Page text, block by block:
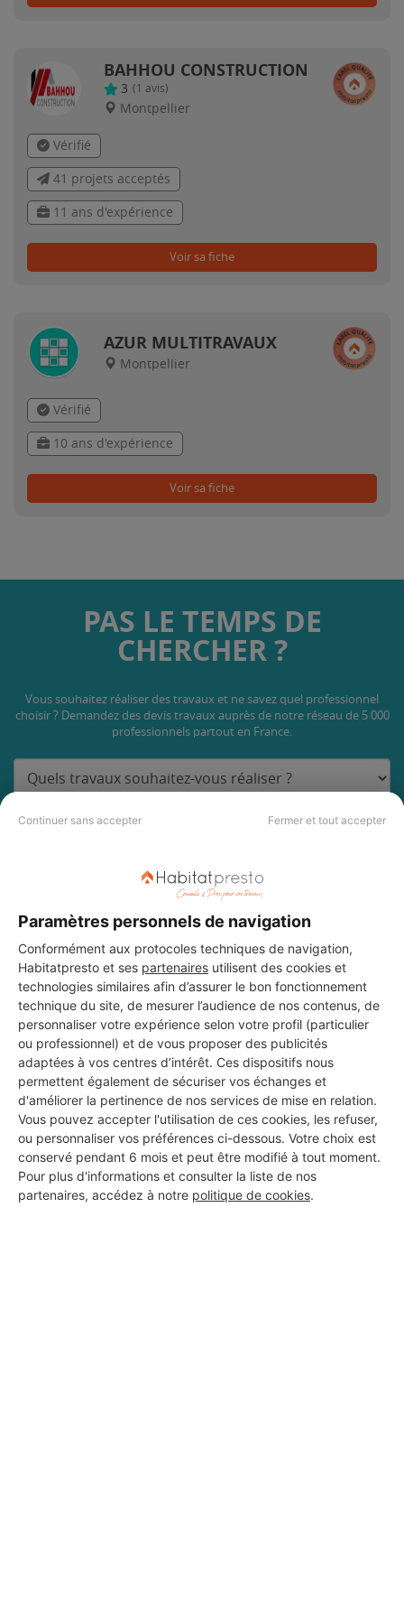
Continuer sans accepter Fermer et tout accepter
Paramètres personnels de navigation
Conformément aux protocoles techniques de navigation,
Habitatpresto et ses partenaires utilisent des cookies et
technologies similaires afin d’assurer le bon fonctionnement
technique du site, de mesurer l’audience de nos contenus, de
personnaliser votre expérience selon votre profil (particulier
ou professionnel) et de vous proposer des publicités
adaptées à vos centres d’intérêt. Ces dispositifs nous
permettent également de sécuriser vos échanges et
d'améliorer la pertinence de nos services de mise en relation.
Vous pouvez accepter l'utilisation de ces cookies, les refuser,
ou personnaliser vos préférences ci-dessous. Votre choix est
conservé pendant 6 mois et peut être modifié à tout moment.
Pour plus d'informations et consulter la liste de nos
partenaires, accédez à notre politique de cookies.
BAHHOU CONSTRUCTION
3 (1 avis)
Montpellier
Vérifié
41 projets acceptés
11 ans d'expérience
Voir sa fiche
AZUR MULTITRAVAUX
Montpellier
Vérifié
10 ans d'expérience
Voir sa fiche
PAS LE TEMPS DE
CHERCHER ?
Vous souhaitez réaliser des travaux et ne savez quel professionnel
choisir ? Demandez des devis travaux auprès de notre réseau de 5 000
professionnels partout en France.
DEMANDER UN DEVIS
Les 3 autres Carreleurs pour
vos travaux à Villeneuvette
Osmont didier
Villeneuvette
23 ans d'expérience
Voir sa fiche